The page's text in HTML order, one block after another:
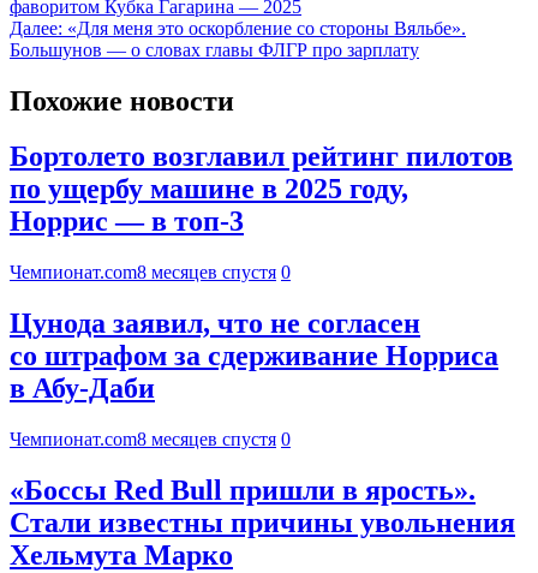
фаворитом Кубка Гагарина — 2025
Далее: «Для меня это оскорбление со стороны Вяльбе».
Большунов — о словах главы ФЛГР про зарплату
Похожие новости
Бортолето возглавил рейтинг пилотов
по ущербу машине в 2025 году,
Норрис — в топ-3
Чемпионат.com8 месяцев спустя 0
Цунода заявил, что не согласен
со штрафом за сдерживание Норриса
в Абу-Даби
Чемпионат.com8 месяцев спустя 0
«Боссы Red Bull пришли в ярость».
Стали известны причины увольнения
Хельмута Марко